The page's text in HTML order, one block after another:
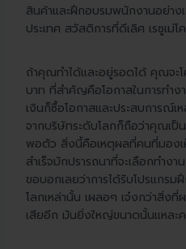
สินค้าและฝึกอบรมพนักงานอย่าง
ประเทศ สวัสดิการที่ดีเลิศ เรซูเม่
ถ้าคุณทำได้และอยู่รอดได้ คุณจะ
บาท ที่สำคัญคือโอกาสในการทำ
เงินก็ซื้อโอกาสและประสบการณ์เ
จากบริษัทระดับโลกก็ถือว่าคุณเป็
พอตัว สิ่งนี้คือเหตุผลที่คนที่มองเ
สำเร็จมักปรารถนาที่จะเลือกทำง
ขอบอกเลยว่าการได้รับโปรแกร
โลกเหล่านั้น เผลอๆ เจ๋งกว่าสิ่งที่
เสียอีก มันยิ่งใหญ่ขนาดนั้นแหละ